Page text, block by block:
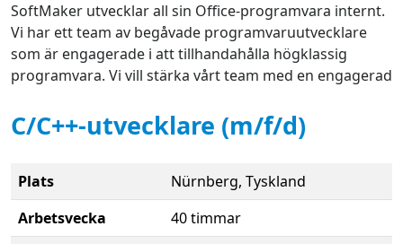
SoftMaker utvecklar all sin Office-programvara internt.
Vi har ett team av begåvade programvaruutvecklare
som är engagerade i att tillhandahålla högklassig
programvara. Vi vill stärka vårt team med en engagerad
C/C++-utvecklare (m/f/d)
Plats
Nürnberg, Tyskland
Arbetsvecka
40 timmar